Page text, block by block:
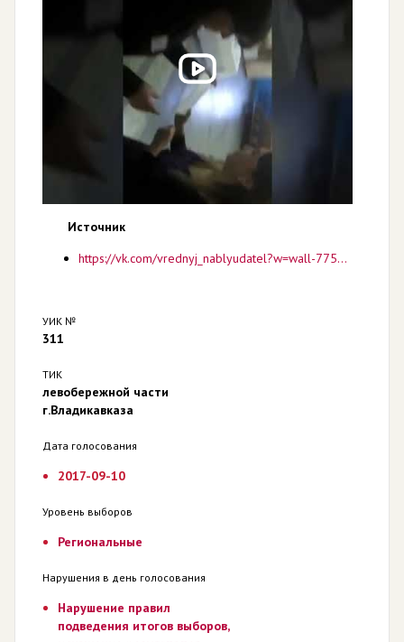
Источник
https://vk.com/vrednyj_nablyudatel?w=wall-77542765_4357
УИК №
311
ТИК
левобережной части
г.Владикавказа
Дата голосования
2017-09-10
Уровень выборов
Региональные
Нарушения в день голосования
Нарушение правил
подведения итогов выборов,